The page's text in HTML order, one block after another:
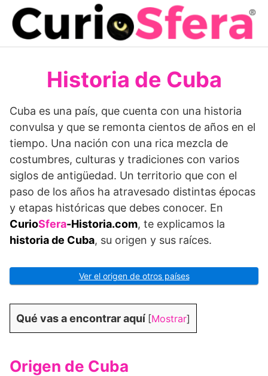
Saltar
contenido
Historia de Cuba
Cuba es una país, que cuenta con una historia
convulsa y que se remonta cientos de años en el
tiempo. Una nación con una rica mezcla de
costumbres, culturas y tradiciones con varios
siglos de antigüedad. Un territorio que con el
paso de los años ha atravesado distintas épocas
y etapas históricas que debes conocer. En
CurioSfera-Historia.com, te explicamos la
historia de Cuba, su origen y sus raíces.
Ver el origen de otros países
Qué vas a encontrar aquí [Mostrar]
Origen de Cuba